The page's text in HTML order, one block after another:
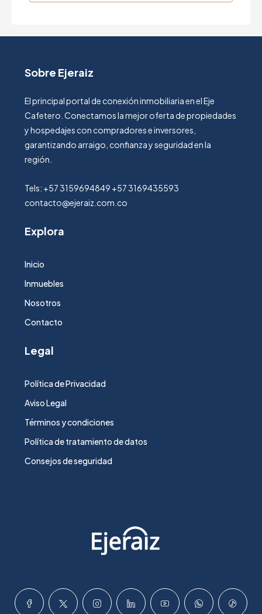
Sobre Ejeraiz
El principal portal de conexión inmobiliaria en el Eje
Cafetero. Conectamos la mejor oferta de propiedades
y hospedajes con compradores e inversores,
garantizando arraigo, confianza y seguridad en la
región.
Tels: +57 3159694849 +57 3169435593
contacto@ejeraiz.com.co
Explora
Inicio
Inmuebles
Nosotros
Contacto
Legal
Política de Privacidad
Aviso Legal
Términos y condiciones
Política de tratamiento de datos
Consejos de seguridad